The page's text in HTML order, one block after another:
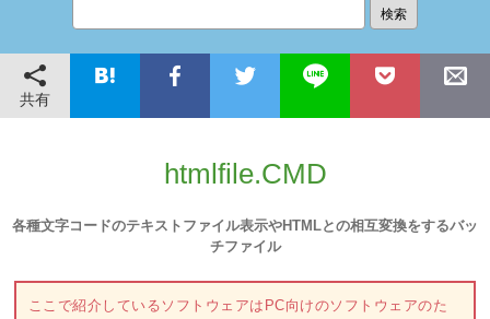
共有
htmlfile.CMD
各種文字コードのテキストファイル表示やHTMLとの相互変換をするバッ
チファイル
ここで紹介しているソフトウェアはPC向けのソフトウェアのた